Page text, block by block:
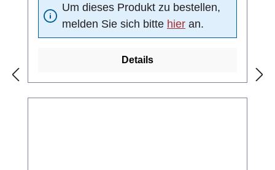
Um dieses Produkt zu bestellen,
melden Sie sich bitte hier an.
Details